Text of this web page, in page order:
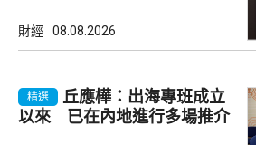
財經 08.08.2026
精選
丘應樺：出海專班成立
以來 已在內地進行多場推介